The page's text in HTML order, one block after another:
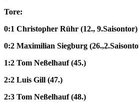
Tore:
0:1 Christopher Rühr (12., 9.Saisontor)
0:2 Maximilian Siegburg
1:2 Tom Neßelhauf (45.)
2:2 Luis Gill (47.)
2:3 Tom Neßelhauf (48.)